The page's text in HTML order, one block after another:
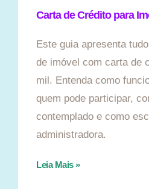
Carta de Crédito para
Este guia apresenta
de imóvel com carta de
mil. Entenda como
quem pode participar,
contemplado e como
administradora.
Leia Mais »